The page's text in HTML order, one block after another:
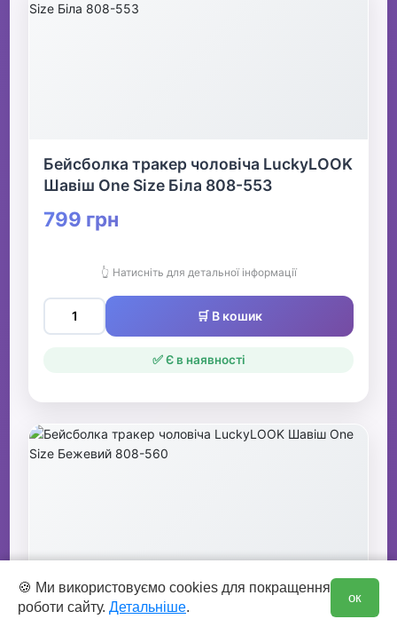
Бейсболка тракер чоловіча LuckyLOOK
Шавіш One Size Біла 808-553
799 грн
👆 Натисніть для детальної інформації
🛒 В кошик
✅ Є в наявності
Бейсболка тракер чоловіча LuckyLOOK
🍪 Ми використовуємо cookies для покращення
роботи сайту. Детальніше.
ок
0